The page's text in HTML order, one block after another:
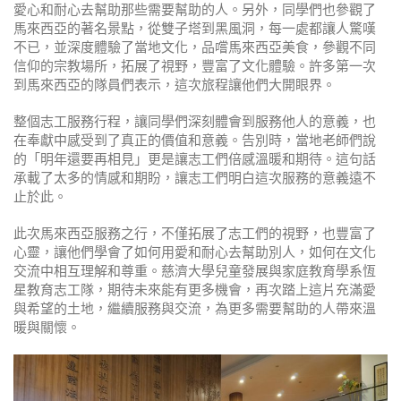
愛心和耐心去幫助那些需要幫助的人。另外，同學們也參觀了
馬來西亞的著名景點，從雙子塔到黑風洞，每一處都讓人驚嘆
不已，並深度體驗了當地文化，品嚐馬來西亞美食，參觀不同
信仰的宗教場所，拓展了視野，豐富了文化體驗。許多第一次
到馬來西亞的隊員們表示，這次旅程讓他們大開眼界。
整個志工服務行程，讓同學們深刻體會到服務他人的意義，也
在奉獻中感受到了真正的價值和意義。告別時，當地老師們說
的「明年還要再相見」更是讓志工們倍感溫暖和期待。這句話
承載了太多的情感和期盼，讓志工們明白這次服務的意義遠不
止於此。
此次馬來西亞服務之行，不僅拓展了志工們的視野，也豐富了
心靈，讓他們學會了如何用愛和耐心去幫助別人，如何在文化
交流中相互理解和尊重。慈濟大學兒童發展與家庭教育學系恆
星教育志工隊，期待未來能有更多機會，再次踏上這片充滿愛
與希望的土地，繼續服務與交流，為更多需要幫助的人帶來溫
暖與關懷。